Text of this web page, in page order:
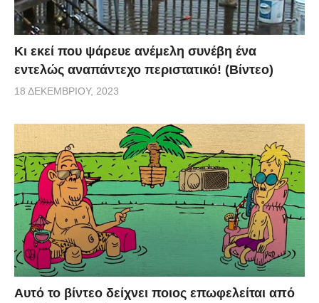
Κι εκεί που ψάρευε ανέμελη συνέβη ένα
εντελώς αναπάντεχο περιστατικό! (Βίντεο)
18 ΔΕΚΕΜΒΡΊΟΥ, 2023
Αυτό το βίντεο δείχνει ποιος επωφελείται από